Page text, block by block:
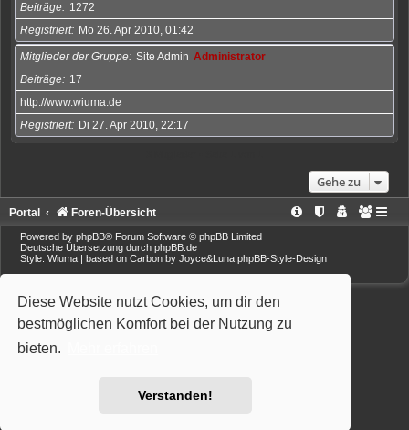
Diese Website nutzt Cookies, um dir den
bestmöglichen Komfort bei der Nutzung zu
bieten.
Verstanden!
Beiträge
1272
Registriert
Mo 26. Apr 2010, 01:42
Mitglieder der Gruppe Site Admin Administrator
Beiträge
17
http://www.wiuma.de
Registriert
Di 27. Apr 2010, 22:17
Gehe zu
Portal Foren-Übersicht
Powered by phpBB® Forum Software © phpBB Limited
Deutsche Übersetzung durch phpBB.de
Style: Wiuma | based on Carbon by Joyce&Luna phpBB-Style-Design